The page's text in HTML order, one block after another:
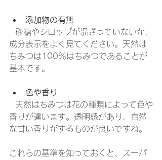
添加物の有無
成分表示をよく見てください。天然は
ちみつは100％はちみつであることが
基本です。
色や香り
香りが違います。透明感があり、自然
な甘い香りがするものが良いですね。
これらの基準を知っておくと、スーパ